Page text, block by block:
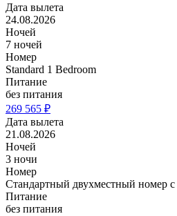
Дата вылета
24.08.2026
Ночей
7 ночей
Номер
Standard 1 Bedroom
Питание
без питания
269 565 ₽
Дата вылета
21.08.2026
Ночей
3 ночи
Номер
Стандартный двухместный номер с
Питание
без питания